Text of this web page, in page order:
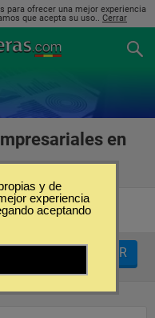
para ofrecer una mejor experiencia
que acepta su uso.. Cerrar
en
FILTRAR
y de
experiencia
aceptando